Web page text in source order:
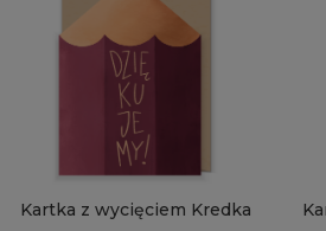
Kartka z wycięciem Kredka